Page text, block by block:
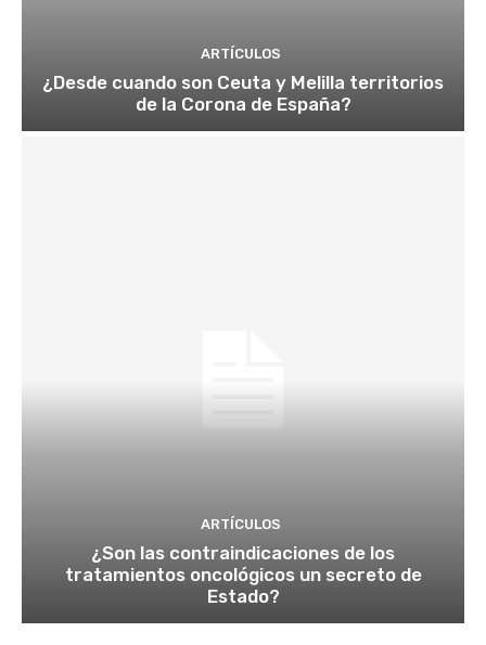
ARTÍCULOS
¿Desde cuando son Ceuta y Melilla territorios
de la Corona de España?
ARTÍCULOS
¿Son las contraindicaciones de los
tratamientos oncológicos un secreto de
Estado?